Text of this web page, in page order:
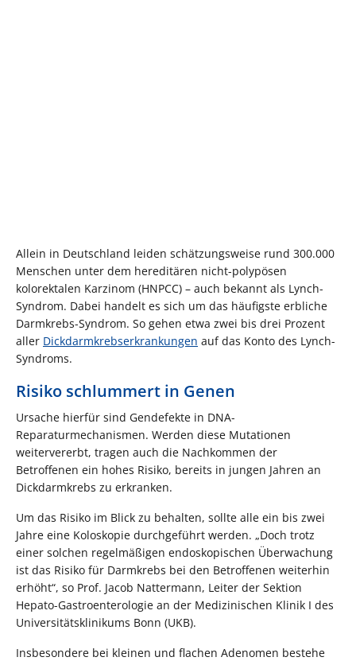
Allein in Deutschland leiden schätzungsweise rund 300.000
Menschen unter dem hereditären nicht-polypösen
kolorektalen Karzinom (HNPCC) – auch bekannt als Lynch-
Syndrom. Dabei handelt es sich um das häufigste erbliche
Darmkrebs-Syndrom. So gehen etwa zwei bis drei Prozent
aller Dickdarmkrebserkrankungen auf das Konto des Lynch-
Syndroms.
Risiko schlummert in Genen
Ursache hierfür sind Gendefekte in DNA-
Reparaturmechanismen. Werden diese Mutationen
weitervererbt, tragen auch die Nachkommen der
Betroffenen ein hohes Risiko, bereits in jungen Jahren an
Dickdarmkrebs zu erkranken.
Um das Risiko im Blick zu behalten, sollte alle ein bis zwei
Jahre eine Koloskopie durchgeführt werden. „Doch trotz
einer solchen regelmäßigen endoskopischen Überwachung
ist das Risiko für Darmkrebs bei den Betroffenen weiterhin
erhöht“, so Prof. Jacob Nattermann, Leiter der Sektion
Hepato-Gastroenterologie an der Medizinischen Klinik I des
Universitätsklinikums Bonn (UKB).
Insbesondere bei kleinen und flachen Adenomen bestehe